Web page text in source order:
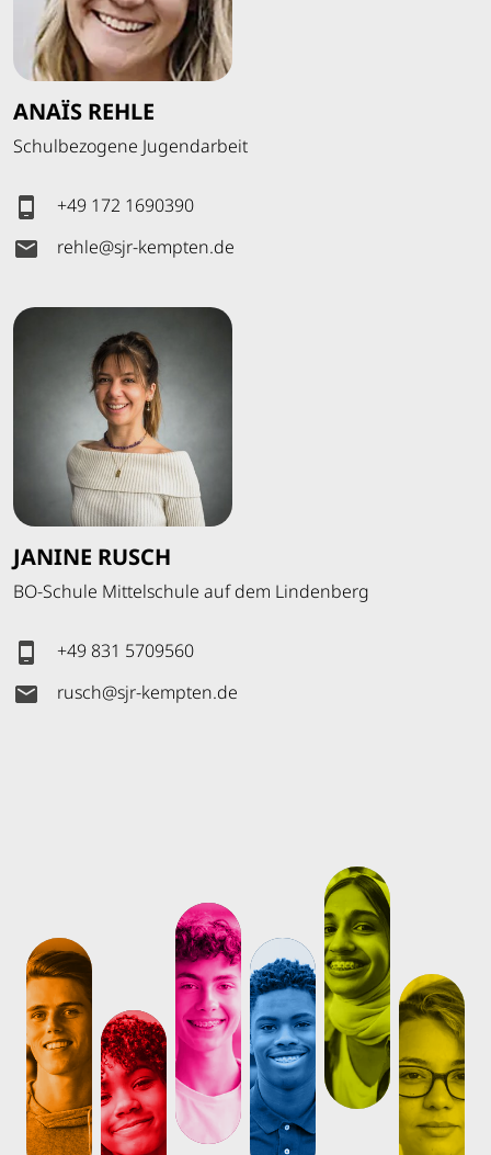
ANAÏS REHLE
Schulbezogene Jugendarbeit
+49 172 1690390
rehle@sjr-kempten.de
JANINE RUSCH
BO-Schule Mittelschule auf dem Lindenberg
+49 831 5709560
rusch@sjr-kempten.de